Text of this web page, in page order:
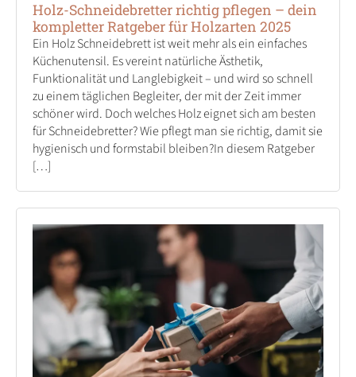
Holz-Schneidebretter richtig pflegen – dein
kompletter Ratgeber für Holzarten 2025
Ein Holz Schneidebrett ist weit mehr als ein einfaches
Küchenutensil. Es vereint natürliche Ästhetik,
Funktionalität und Langlebigkeit – und wird so schnell
zu einem täglichen Begleiter, der mit der Zeit immer
schöner wird. Doch welches Holz eignet sich am besten
für Schneidebretter? Wie pflegt man sie richtig, damit sie
hygienisch und formstabil bleiben?In diesem Ratgeber
[…]